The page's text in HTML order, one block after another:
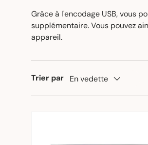
Grâce à l'encodage USB, vous
supplémentaire. Vous pouvez
appareil.
Trier par En vedette